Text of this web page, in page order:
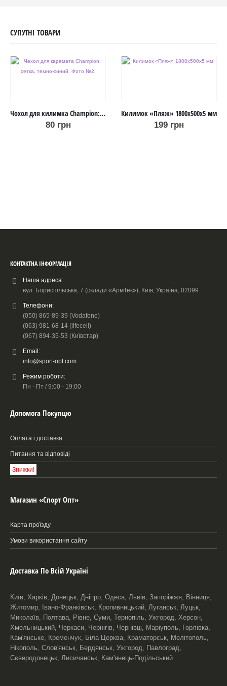
СУПУТНІ ТОВАРИ
Чохол для килимка Champion: S / сітка
80 грн
Килимок «Пляж» 1800х500х5 мм
199 грн
КОНТАКТНА ІНФОРМАЦІЯ
Наша адреса:
вул. Бориспільська, 7 (склади «АрмТек»), Київ, Україна, 02099
Телефони:
(050) 865-89-39 (Vodafone)
(063) 981-68-14 (lifecell)
(067) 894-35-53 (Київстар)
Email:
info@sport-opt.com
Режим роботи:
Пн - Пт / 9:00 - 19:00
Допомога Покупцю
Оплата і доставка
Питання та відповіді
Знижки!
Магазин «Спорт Опт»
Карта проїзду
Умови використання сайту
Доставка По Всій Україні
Київ, Харків, Донецьк, Дніпро, Одеса, Львів, Запоріжжя, Вінниця,
Житомир, Івано-Франківськ, Кропивницький, Луганськ, Луцьк,
Миколаїв, Полтава, Рівне, Суми, Тернопіль, Ужгород, Херсон,
Хмельницький, Черкаси, Чернігів, Чернівці, Маріуполь, Горлівка,
Кам'янське, Кременчук, Біла Церква, Краматорськ, Мелітополь,
Нікополь, Слов'янськ, Бердянськ, Ужгород, Павлоград,
Сєверодонецьк, Лисичанськ, Кам'янець-Подільський